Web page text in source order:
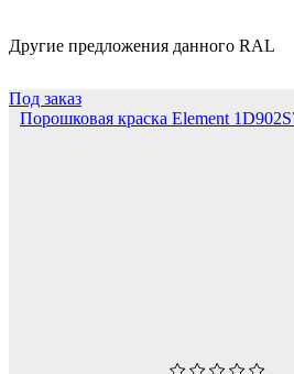
Другие предложения данного RAL
Под заказ
Порошковая краска Element